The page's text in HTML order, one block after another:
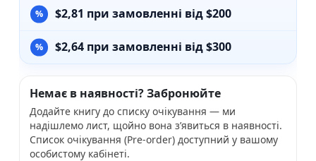
$2,81 при замовленні від $200
$2,64 при замовленні від $300
Немає в наявності? Забронюйте
Додайте книгу до списку очікування — ми
надішлемо лист, щойно вона з’явиться в наявності.
Список очікування (Pre-order) доступний у вашому
особистому кабінеті.